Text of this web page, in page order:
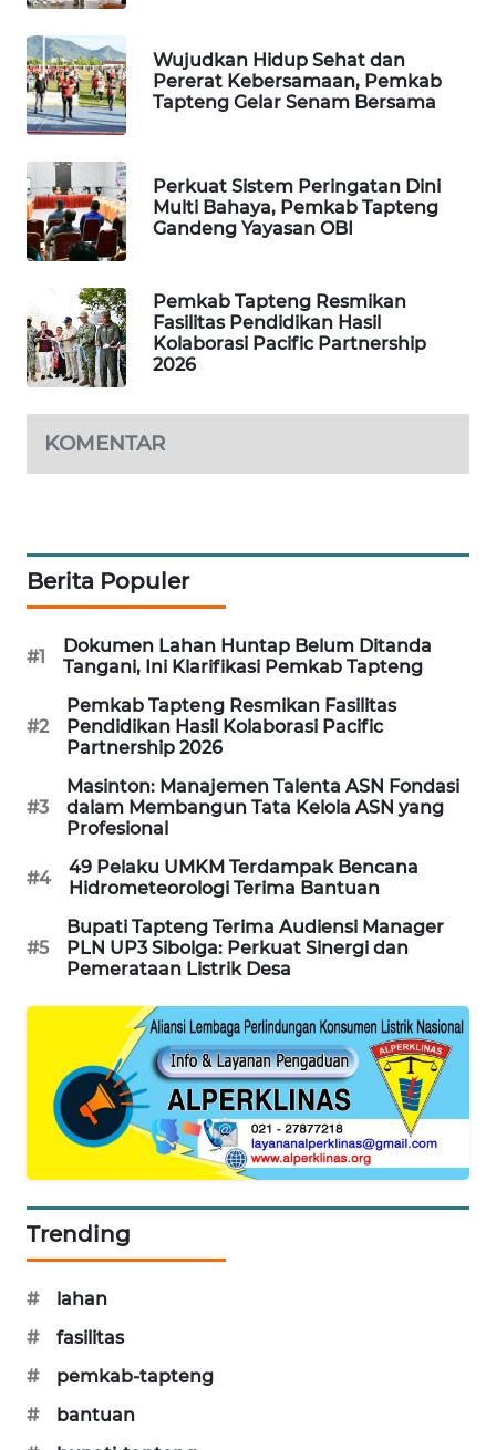
Wujudkan Hidup Sehat dan
Pererat Kebersamaan, Pemkab
Tapteng Gelar Senam Bersama
Perkuat Sistem Peringatan Dini
Multi Bahaya, Pemkab Tapteng
Gandeng Yayasan OBI
Pemkab Tapteng Resmikan
Fasilitas Pendidikan Hasil
Kolaborasi Pacific Partnership
2026
KOMENTAR
Berita Populer
#1
Dokumen Lahan Huntap Belum Ditanda
Tangani, Ini Klarifikasi Pemkab Tapteng
#2
Pemkab Tapteng Resmikan Fasilitas
Pendidikan Hasil Kolaborasi Pacific
Partnership 2026
#3
Masinton: Manajemen Talenta ASN Fondasi
dalam Membangun Tata Kelola ASN yang
Profesional
#4
49 Pelaku UMKM Terdampak Bencana
Hidrometeorologi Terima Bantuan
#5
Bupati Tapteng Terima Audiensi Manager
PLN UP3 Sibolga: Perkuat Sinergi dan
Pemerataan Listrik Desa
Trending
#
lahan
#
fasilitas
#
pemkab-tapteng
#
bantuan
BERAMPU
NEWS
ANUGERAH
NEWS
AKHLAK
ID
NEWS
SONYA
ASA